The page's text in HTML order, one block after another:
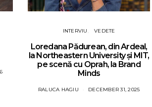
INTERVIU VEDETE
Loredana Pădurean, din Ardeal,
la Northeastern University și MIT,
pe scenă cu Oprah, la Brand
Minds
RALUCA HAGIU DECEMBER 31, 2025